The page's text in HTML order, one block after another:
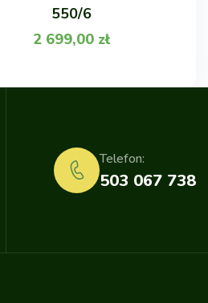
550/6
2 699,00 zł
503 067 738
Telefon: